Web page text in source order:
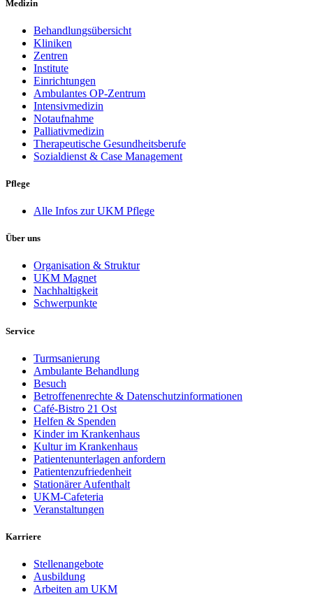
Medizin
Behandlungsübersicht
Kliniken
Zentren
Institute
Einrichtungen
Ambulantes OP-Zentrum
Intensivmedizin
Notaufnahme
Palliativmedizin
Therapeutische Gesundheitsberufe
Sozialdienst & Case Management
Pflege
Alle Infos zur UKM Pflege
Über uns
Organisation & Struktur
UKM Magnet
Nachhaltigkeit
Schwerpunkte
Service
Turmsanierung
Ambulante Behandlung
Besuch
Betroffenenrechte & Datenschutzinformationen
Café-Bistro 21 Ost
Helfen & Spenden
Kinder im Krankenhaus
Kultur im Krankenhaus
Patientenunterlagen anfordern
Patientenzufriedenheit
Stationärer Aufenthalt
UKM-Cafeteria
Veranstaltungen
Karriere
Stellenangebote
Ausbildung
Arbeiten am UKM